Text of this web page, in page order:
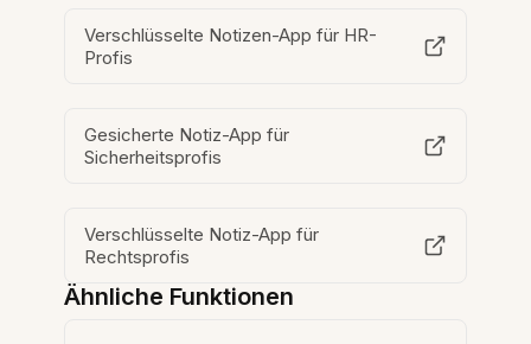
Verschlüsselte Notizen-App für HR-
Profis
Gesicherte Notiz-App für
Sicherheitsprofis
Verschlüsselte Notiz-App für
Rechtsprofis
Ähnliche Funktionen